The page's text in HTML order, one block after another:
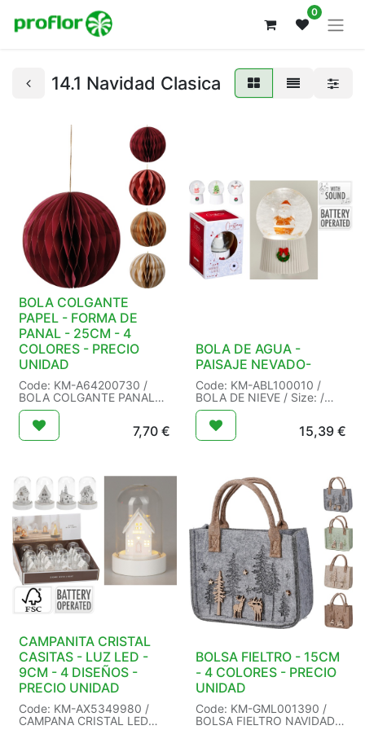
0
14.1 Navidad Clasica
BOLA COLGANTE
PAPEL - FORMA DE
PANAL - 25CM - 4
COLORES - PRECIO
UNIDAD
Code: KM-A64200730 /
BOLA COLGANTE PANAL
25CM ASS / Size: /
Packaging: 12/24 / EAN:
8721461047879 /
7,70€
BOLA DE AGUA -
PAISAJE NEVADO-
Code: KM-ABL100010 /
BOLA DE NIEVE / Size: /
Packaging: 12/12 / EAN:
8721037662413 /
15,39 €
CAMPANITA CRISTAL
CASITAS - LUZ LED -
9CM - 4 DISEÑOS -
PRECIO UNIDAD
Code: KM-AX5349980 /
CAMPANA CRISTAL LED
BOLSA FIELTRO - 15CM
- 4 COLORES - PRECIO
UNIDAD
Code: KM-GML001390 /
BOLSA FIELTRO NAVIDAD